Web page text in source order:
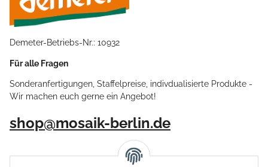
Demeter-Betriebs-Nr.: 10932
Für alle Fragen
Sonderanfertigungen, Staffelpreise, indivdualisierte Produkte -
Wir machen euch gerne ein Angebot!
shop@mosaik-berlin.de